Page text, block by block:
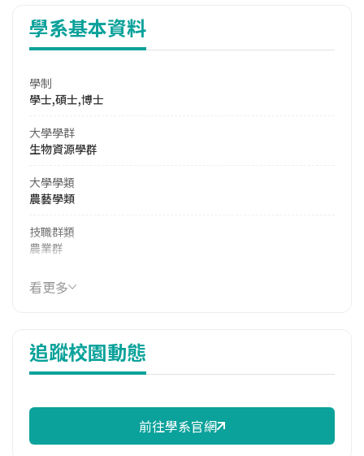
學系基本資料
學制
學士,碩士,博士
大學學群
生物資源學群
大學學類
農藝學類
技職群類
農業群
114年學費
17,990 元/學期
11,270 元/學期
114年註冊率
113學年度上學期
看更多
追蹤校園動態
前往學系官網